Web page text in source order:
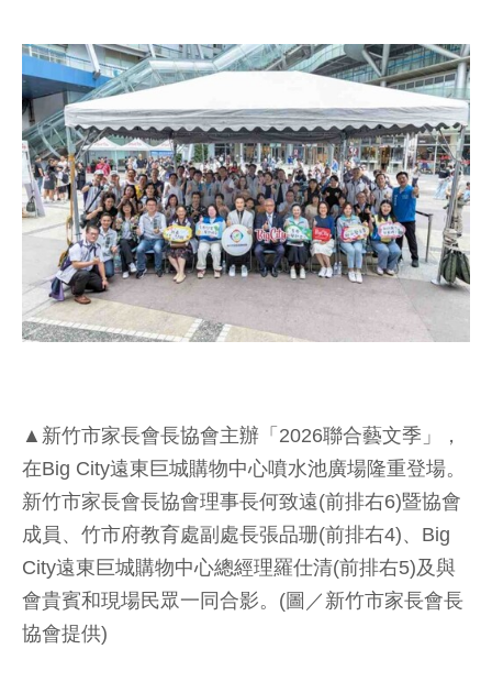
▲新竹市家長會長協會主辦「2026聯合藝文季」，
在Big City遠東巨城購物中心噴水池廣場隆重登場。
新竹市家長會長協會理事長何致遠(前排右6)暨協會
成員、竹市府教育處副處長張品珊(前排右4)、Big
City遠東巨城購物中心總經理羅仕清(前排右5)及與
會貴賓和現場民眾一同合影。(圖／新竹市家長會長
協會提供)